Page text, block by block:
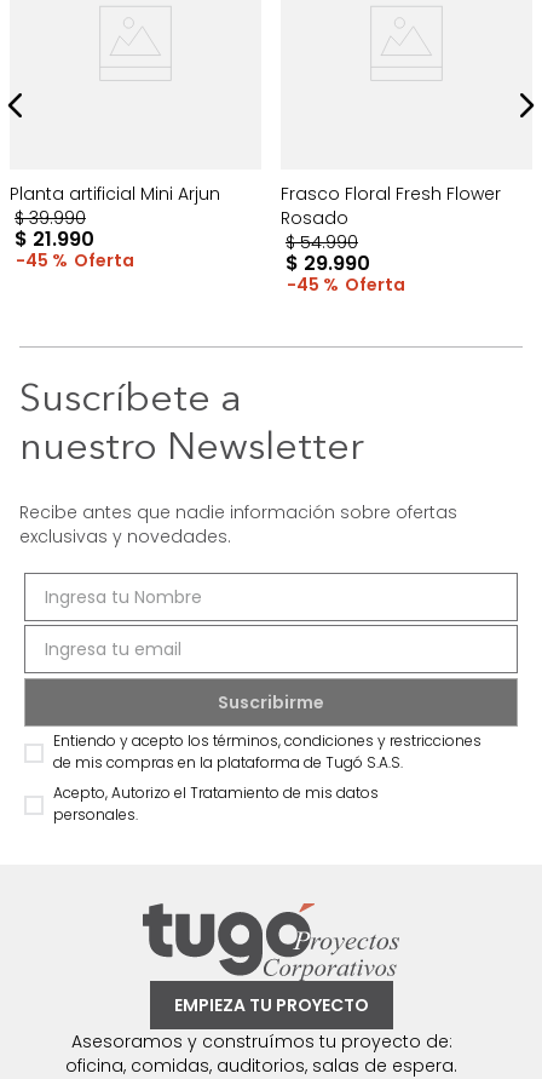
Planta artificial Mini Arjun
$ 39.990
$ 21.990
45 %
Frasco Floral Fresh Flower
Rosado
$ 54.990
$ 29.990
45 %
Suscríbete a
nuestro Newsletter
Recibe antes que nadie información sobre ofertas
exclusivas y novedades.
Entiendo y acepto los términos, condiciones y restricciones
de mis compras en la plataforma de Tugó S.A.S.
Acepto, Autorizo el Tratamiento de mis datos
personales.
EMPIEZA TU PROYECTO
Asesoramos y construímos tu proyecto de:
oficina, comidas, auditorios, salas de espera.